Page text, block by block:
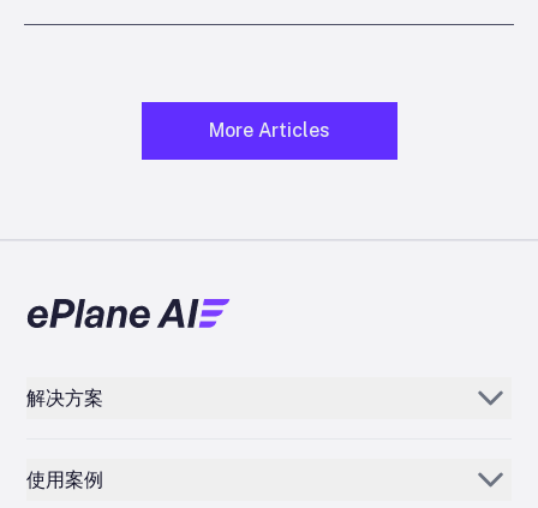
More Articles
解决方案
电子邮件 AI
使用案例